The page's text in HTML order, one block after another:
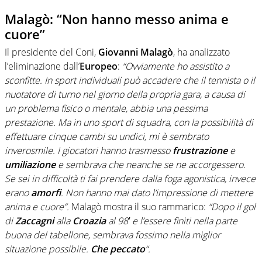
Malagò: “Non hanno messo anima e
cuore”
Il presidente del Coni, Giovanni Malagò, ha analizzato
l’eliminazione dall’Europeo: “Ovviamente ho assistito a
sconfitte. In sport individuali può accadere che il tennista o il
nuotatore di turno nel giorno della propria gara, a causa di
un problema fisico o mentale, abbia una pessima
prestazione. Ma in uno sport di squadra, con la possibilità di
effettuare cinque cambi su undici, mi è sembrato
inverosmile. I giocatori hanno trasmessofrustrazionee
umiliazionee sembrava che neanche se ne accorgessero.
Se sei in difficoltà ti fai prendere dalla foga agonistica, invece
eranoamorfi. Non hanno mai dato l’impressione di mettere
anima e cuore”. Malagò mostra il suo rammarico: “Dopo il gol
diZaccagnialla Croaziaal 98′ e l’essere finiti nella parte
buona del tabellone, sembrava fossimo nella miglior
situazione possibile. Che peccato“.